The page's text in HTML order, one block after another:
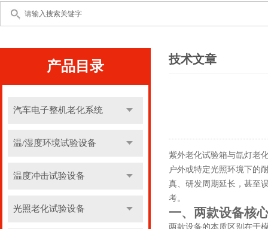
产品目录
汽车电子整机老化系统
温/湿度环境试验设备
温度冲击试验设备
光照老化试验设备
技术文章
紫外老化试验箱与氙灯老
户外或特定光照环境下的
真、研发周期延长，甚至
考。
一、两款设备核
两款设备的本质区别在于